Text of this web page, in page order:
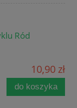
Ród
10,90 zł
do koszyka